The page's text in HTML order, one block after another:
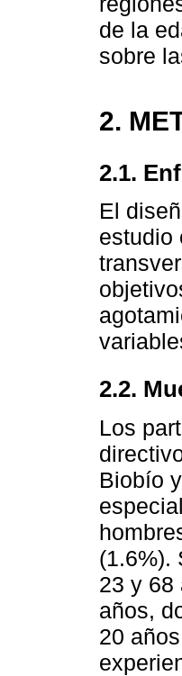
de la
sobre
2.
2.1.
El
estudio
2.2.
Los
Biobío
(1.6%).
23 y 68
años,
20